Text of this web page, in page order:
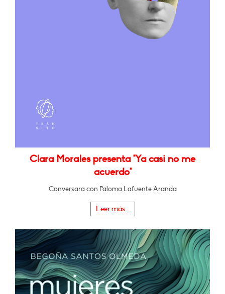
Clara Morales presenta "Ya casi no me
acuerdo"
Conversará con Paloma Lafuente Aranda
Leer más...